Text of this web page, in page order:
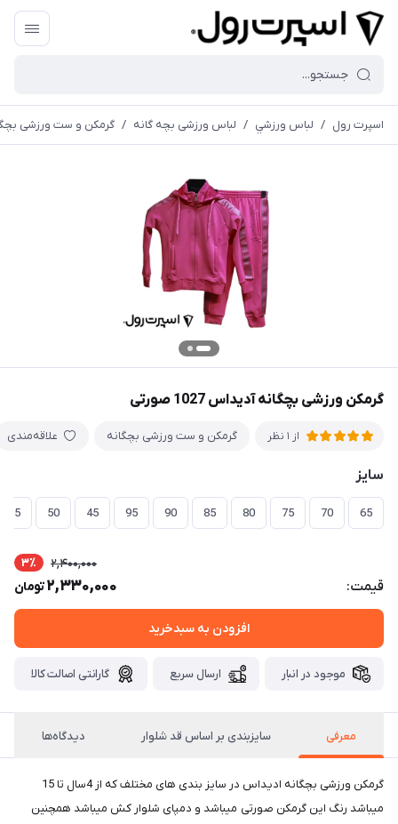
اسپرت رول / لباس ورزشي / لباس ورزشی بچه گانه / گرمكن و ست ورزشی
گرمکن ورزشی بچگانه آدیداس 1027 صورتی
از 1 نظر گرمكن و ست ورزشی بچگانه علاقه‌مندی
سایز
65
70
75
80
85
90
95
45
50
55
قیمت:
2,400,000 3٪
2,330,000تومان
افزودن به سبدخرید
موجود در انبار ارسال سریع گارانتی اصالت کالا
معرفی سایزبندی بر اساس قد شلوار دیدگاه‌ها
گرمکن ورزشی بچگانه ادیداس در سایز بندی های مختلف که از 4سال تا 15
میباشد رنگ این گرمکن صورتی میباشد و دمپای شلوار کش میباشد همچنین